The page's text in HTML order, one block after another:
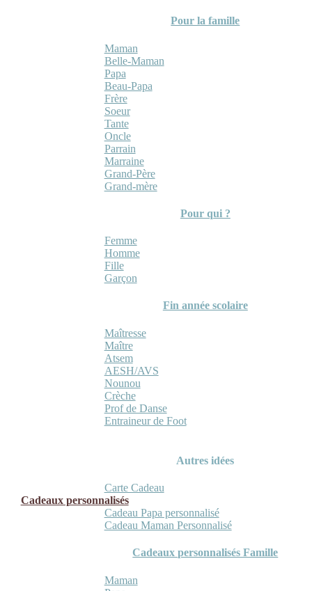
Pour la famille
Maman
Belle-Maman
Papa
Beau-Papa
Frère
Soeur
Tante
Oncle
Parrain
Marraine
Grand-Père
Grand-mère
Pour qui ?
Femme
Homme
Fille
Garçon
Fin année scolaire
Maîtresse
Maître
Atsem
AESH/AVS
Nounou
Crèche
Prof de Danse
Entraineur de Foot
Autres idées
Carte Cadeau
Cadeaux personnalisés
Cadeau Papa personnalisé
Cadeau Maman Personnalisé
Cadeaux personnalisés Famille
Maman